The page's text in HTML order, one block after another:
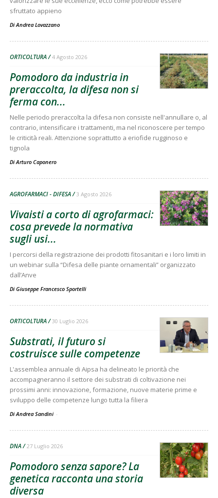
sfruttato appieno
Di Andrea Lovazzano
ORTICOLTURA 4 Agosto 2026
Pomodoro da industria in
preraccolta, la difesa non si
ferma con...
Nelle periodo preraccolta la difesa non consiste nell'annullare o, al
contrario, intensificare i trattamenti, ma nel riconoscere per tempo
le criticità reali. Attenzione soprattutto a eriofide rugginoso e
tignola
Di Arturo Caponero
AGROFARMACI - DIFESA 3 Agosto 2026
Vivaisti a corto di agrofarmaci:
cosa prevede la normativa
sugli usi...
I percorsi della registrazione dei prodotti fitosanitari e i loro limiti in
un webinar sulla “Difesa delle piante ornamentali” organizzato
dall’Anve
Di Giuseppe Francesco Sportelli
ORTICOLTURA 30 Luglio 2026
Substrati, il futuro si
costruisce sulle competenze
L'assemblea annuale di Aipsa ha delineato le priorità che
accompagneranno il settore dei substrati di coltivazione nei
prossimi anni: innovazione, formazione, nuove materie prime e
sviluppo delle competenze lungo tutta la filiera
Di Andrea Sandini -
DNA 27 Luglio 2026
Pomodoro senza sapore? La
genetica racconta una storia
diversa